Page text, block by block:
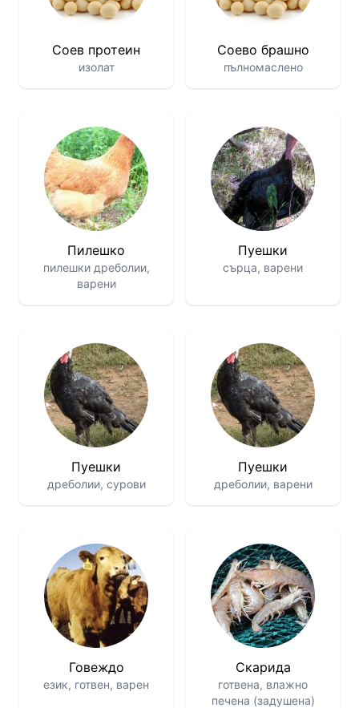
Соев протеин
изолат
Соево брашно
пълномаслено
Пилешко
пилешки дреболии,
варени
Пуешки
сърца, варени
Пуешки
дреболии, сурови
Пуешки
дреболии, варени
Говеждо
език, готвен, варен
Скарида
готвена, влажно
печена (задушена)